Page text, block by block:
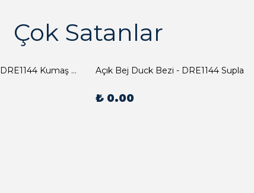
Çok Satanlar
Açık Bej Duck Bezi - DRE1144 Kumaş Peçete Açık Bej Duck Bezi - DRE1144 Supla
₺ 0.00